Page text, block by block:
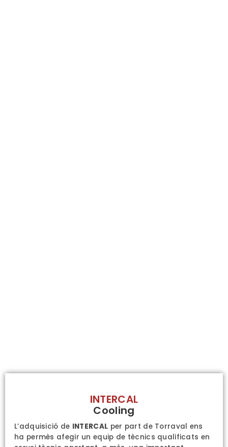
INTERCAL
Cooling
L’adquisició de INTERCAL per part de Torraval ens
ha permès afegir un equip de tècnics qualificats en